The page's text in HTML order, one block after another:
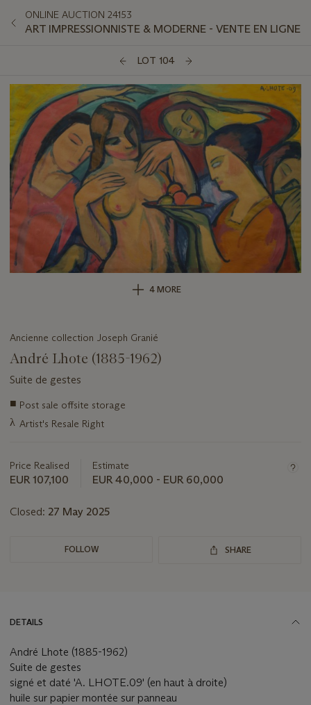
ONLINE AUCTION 24153
ART IMPRESSIONNISTE & MODERNE - VENTE EN LIGNE
LOT 104
4 MORE
Ancienne collection Joseph Granié
André Lhote (1885-1962)
Suite de gestes
Important
about
■ Post sale offsite storage
λ Artist's Resale Right
Price Realised
EUR 107,100
Estimate
EUR 40,000 - EUR 60,000
Closed: 27 May 2025
FOLLOW SHARE
DETAILS
André Lhote (1885-1962)
Suite de gestes
signé et daté 'A. LHOTE.09' (en haut à droite)
huile sur papier montée sur panneau